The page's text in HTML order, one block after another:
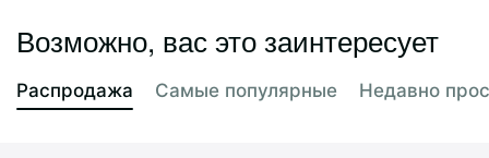
Возможно, вас это заинтересует
Распродажа Самые популярные Недавно